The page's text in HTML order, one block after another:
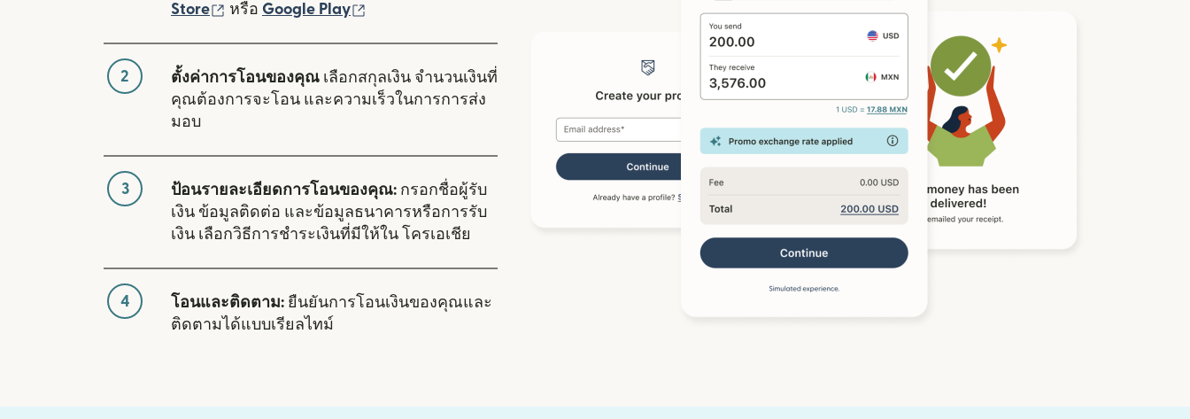
Store
(เปิดในหน้าต่างใหม่)
หรือ Google Play
2 ตั้งค่าการโอนของคุณ เลือกสกุลเงิน จำนวนเงินที่
คุณต้องการจะโอน และความเร็วในการการส่ง
มอบ
3 ป้อนรายละเอียดการโอนของคุณ: กรอกชื่อผู้รับ
เงิน ข้อมูลติดต่อ และข้อมูลธนาคารหรือการรับ
เงิน เลือกวิธีการชำระเงินที่มีให้ใน โครเอเชีย
4 โอนและติดตาม: ยืนยันการโอนเงินของคุณและ
ติดตามได้แบบเรียลไทม์